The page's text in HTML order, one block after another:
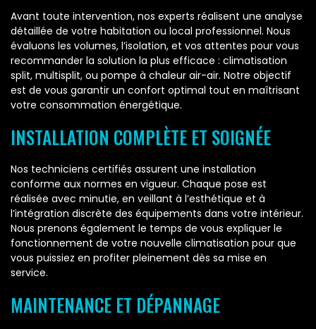
Avant toute intervention, nos experts réalisent une analyse
détaillée de votre habitation ou local professionnel. Nous
évaluons les volumes, l’isolation, et vos attentes pour vous
recommander la solution la plus efficace : climatisation
split, multisplit, ou pompe à chaleur air-air. Notre objectif
est de vous garantir un confort optimal tout en maîtrisant
votre consommation énergétique.
INSTALLATION COMPLÈTE ET SOIGNÉE
Nos techniciens certifiés assurent une installation
conforme aux normes en vigueur. Chaque pose est
réalisée avec minutie, en veillant à l’esthétique et à
l’intégration discrète des équipements dans votre intérieur.
Nous prenons également le temps de vous expliquer le
fonctionnement de votre nouvelle climatisation pour que
vous puissiez en profiter pleinement dès sa mise en
service.
MAINTENANCE ET DÉPANNAGE